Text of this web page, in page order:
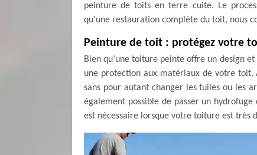
peinture de toits en terre cuite. Le
qu'une restauration complète du toit, nous
Peinture de toit : protégez votre
Bien qu’une toiture peinte offre un design
une protection aux matériaux de votre
sans pour autant changer les tuiles ou les
également possible de passer un
est nécessaire lorsque votre toiture est très